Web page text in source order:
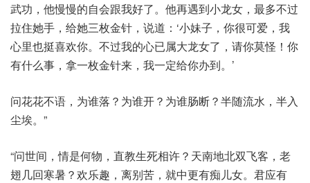
武功，他慢慢的自会跟我好了。他再遇到小龙女，最多不过
拉住她手，给她三枚金针，说道：‘小妹子，你很可爱，我
心里也挺喜欢你。不过我的心已属大龙女了，请你莫怪！你
有什么事，拿一枚金针来，我一定给你办到。’
问花花不语，为谁落？为谁开？为谁肠断？半随流水，半入
尘埃。”
“问世间，情是何物，直教生死相许？天南地北双飞客，老
翅几回寒暑？欢乐趣，离别苦，就中更有痴儿女。君应有